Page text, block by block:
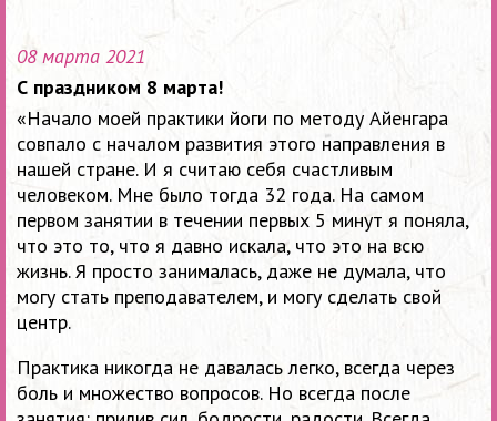
08 марта 2021
С праздником 8 марта!
«Начало моей практики йоги по методу Айенгара
совпало с началом развития этого направления в
нашей стране. И я считаю себя счастливым
человеком. Мне было тогда 32 года. На самом
первом занятии в течении первых 5 минут я поняла,
что это то, что я давно искала, что это на всю
жизнь. Я просто занималась, даже не думала, что
могу стать преподавателем, и могу сделать свой
центр.
Практика никогда не давалась легко, всегда через
боль и множество вопросов. Но всегда после